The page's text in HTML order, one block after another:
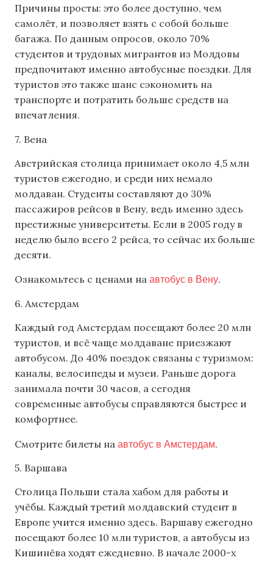
Причины просты: это более доступно, чем
самолёт, и позволяет взять с собой больше
багажа. По данным опросов, около 70%
студентов и трудовых мигрантов из Молдовы
предпочитают именно автобусные поездки. Для
туристов это также шанс сэкономить на
транспорте и потратить больше средств на
впечатления.
7. Вена
Австрийская столица принимает около 4,5 млн
туристов ежегодно, и среди них немало
молдаван. Студенты составляют до 30%
пассажиров рейсов в Вену, ведь именно здесь
престижные университеты. Если в 2005 году в
неделю было всего 2 рейса, то сейчас их больше
десяти.
Ознакомьтесь с ценами на автобус в Вену.
6. Амстердам
Каждый год Амстердам посещают более 20 млн
туристов, и всё чаще молдаване приезжают
автобусом. До 40% поездок связаны с туризмом:
каналы, велосипеды и музеи. Раньше дорога
занимала почти 30 часов, а сегодня
современные автобусы справляются быстрее и
комфортнее.
Смотрите билеты на автобус в Амстердам.
5. Варшава
Столица Польши стала хабом для работы и
учёбы. Каждый третий молдавский студент в
Европе учится именно здесь. Варшаву ежегодно
посещают более 10 млн туристов, а автобусы из
Кишинёва ходят ежедневно. В начале 2000-х